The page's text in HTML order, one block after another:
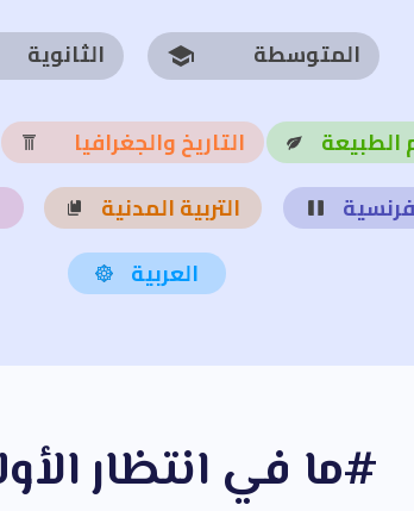
الثانوية المتوسطة
التاريخ والجغرافيا
الطبيعة
التربية المدنية
العربية
ما في انتظار الأولياء؟#